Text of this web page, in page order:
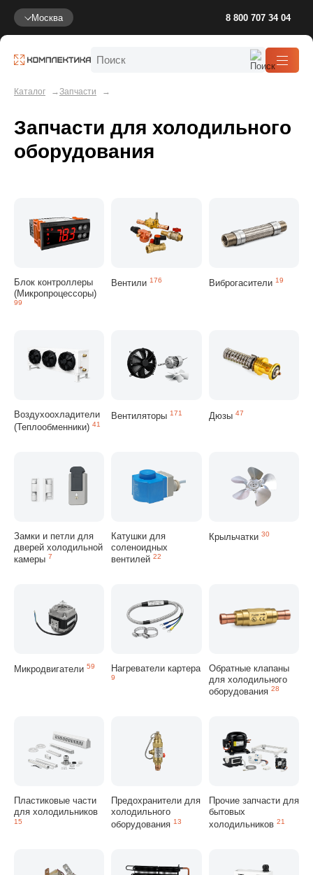
Москва 8 800 707 34 04
Каталог Запчасти
Запчасти для холодильного
оборудования
Блок контроллеры
(Микропроцессоры)
99
Вентили176 Виброгасители 19
Воздухоохладители
(Теплообменники) 41
Вентиляторы171 Дюзы 47
Замки и петли для
дверей холодильной
камеры 7
Катушки для
соленоидных
вентилей22
Крыльчатки 30
Микродвигатели 59 Нагреватели картера
9
Обратные клапаны
для холодильного
оборудования 28
Пластиковые части
для холодильников
15
Предохранители для
холодильного
оборудования13
Прочие запчасти для
бытовых
холодильников 21